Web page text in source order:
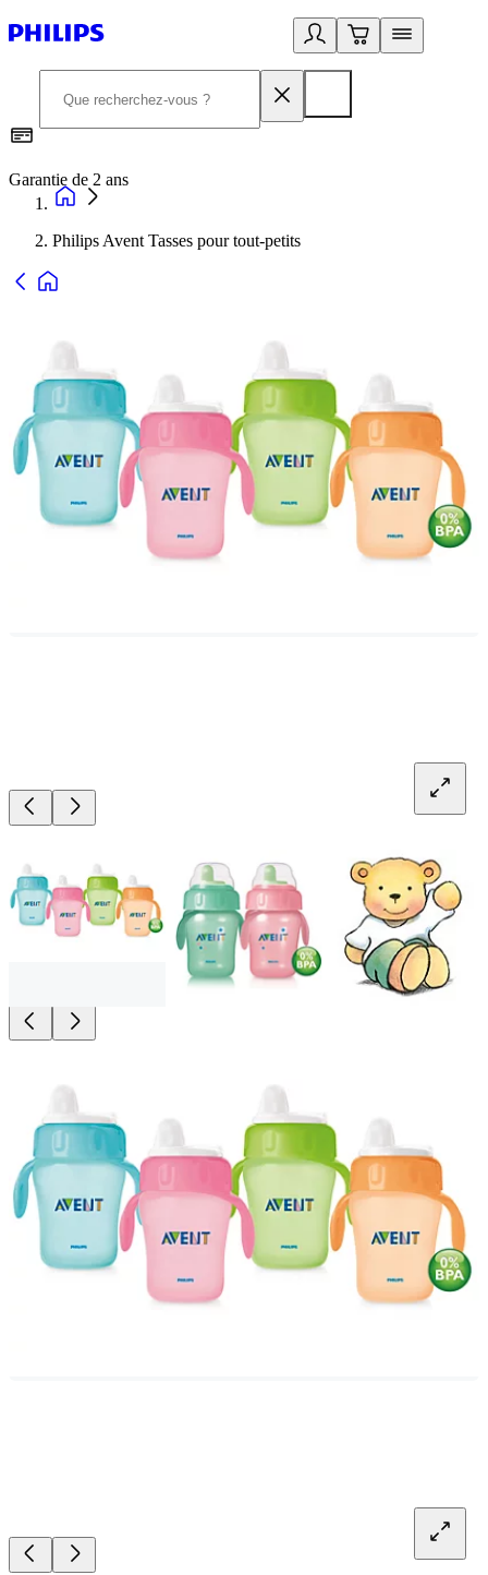
Garantie de 2 ans
Philips Avent Tasses pour tout-petits